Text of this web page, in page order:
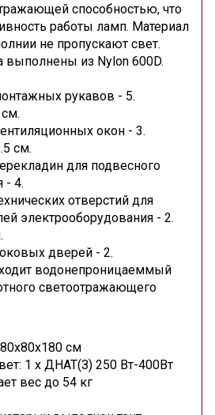
способностью, что
работы ламп. Материал
не пропускают свет.
из Nylon 600D.
рукавов - 5.
окон - 3.
см.
для подвесного
- 4.
отверстий для
электрооборудования - 2.
дверей - 2.
водонепроницаеммый
светоотражающего
см
1 х ДНАТ(З) 250 Вт-400Вт
вес до 54 кг